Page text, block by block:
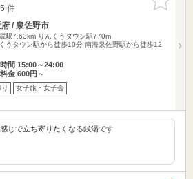
りに追加
件
/ 泉佐野市
駅7.63km りんくうタウン駅770m
うタウン駅から徒歩10分 南海泉佐野駅から徒歩12
間 15:00～24:00
金 600円～
女子旅・女子会
じで立ち寄りたくなる銭湯です